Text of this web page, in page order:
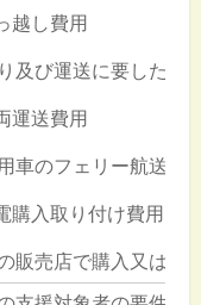
越し費用
及び運送に要した実
運送費用
車のフェリー航送に
購入取り付け費用
販売店で購入又は取